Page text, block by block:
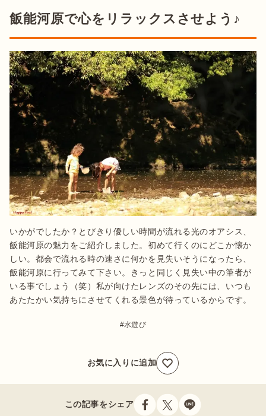
飯能河原で心をリラックスさせよう♪
いかがでしたか？とびきり優しい時間が流れる光のオアシス、
飯能河原の魅力をご紹介しました。初めて行くのにどこか懐か
しい。都会で流れる時の速さに何かを見失いそうになったら、
飯能河原に行ってみて下さい。きっと同じく見失い中の筆者が
いる事でしょう（笑）私が向けたレンズのその先には、いつも
あたたかい気持ちにさせてくれる景色が待っているからです。
水遊び
お気に入りに追加
この記事をシェア